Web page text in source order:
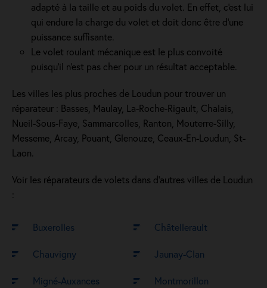
adapté à la taille et au poids du volet. En effet, c'est lui
qui endure la charge du volet et doit donc être d'une
puissance suffisante.
Le volet roulant mécanique est le plus convoité
puisqu'il n'est pas cher pour un résultat acceptable.
Les villes les plus proches de Loudun pour trouver un
réparateur : Basses, Maulay, La-Roche-Rigault, Chalais,
Nueil-Sous-Faye, Sammarcolles, Ranton, Mouterre-Silly,
Messeme, Arcay, Pouant, Glenouze, Ceaux-En-Loudun, St-
Laon.
Voir les réparateurs de volets dans d’autres villes de Loudun
:
Buxerolles Châtellerault
Chauvigny Jaunay-Clan
Migné-Auxances Montmorillon